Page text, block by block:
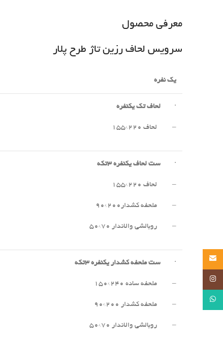
معرفی محصول
سرویس لحاف رزین تاژ طرح پلار
یک نفره
· لحاف تک یکنفره
– لحاف ۲۲۰*۱۵۵
· ست لحاف یکنفره ۳تکه
– لحاف ۲۲۰*۱۵۵
– ملحفه کشدار۲۰۰*۹۰
– روبالشی والاندار ۷۰*۵۰
· ست ملحفه کشدار یکنفره ۳تکه
– ملحفه ساده ۲۴۰*۱۵۰
– ملحفه کشدار ۲۰۰*۹۰
– روبالشی والاندار ۷۰*۵۰